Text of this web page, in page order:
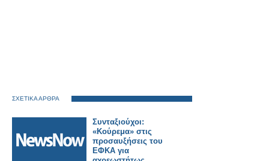
ΣΧΕΤΙΚΑ ΑΡΘΡΑ
Συνταξιούχοι:
«Κούρεμα» στις
προσαυξήσεις του
ΕΦΚΑ για